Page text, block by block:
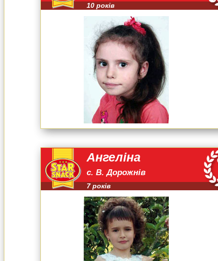
10 років
Ангеліна
с. В. Дорожнів
7 років